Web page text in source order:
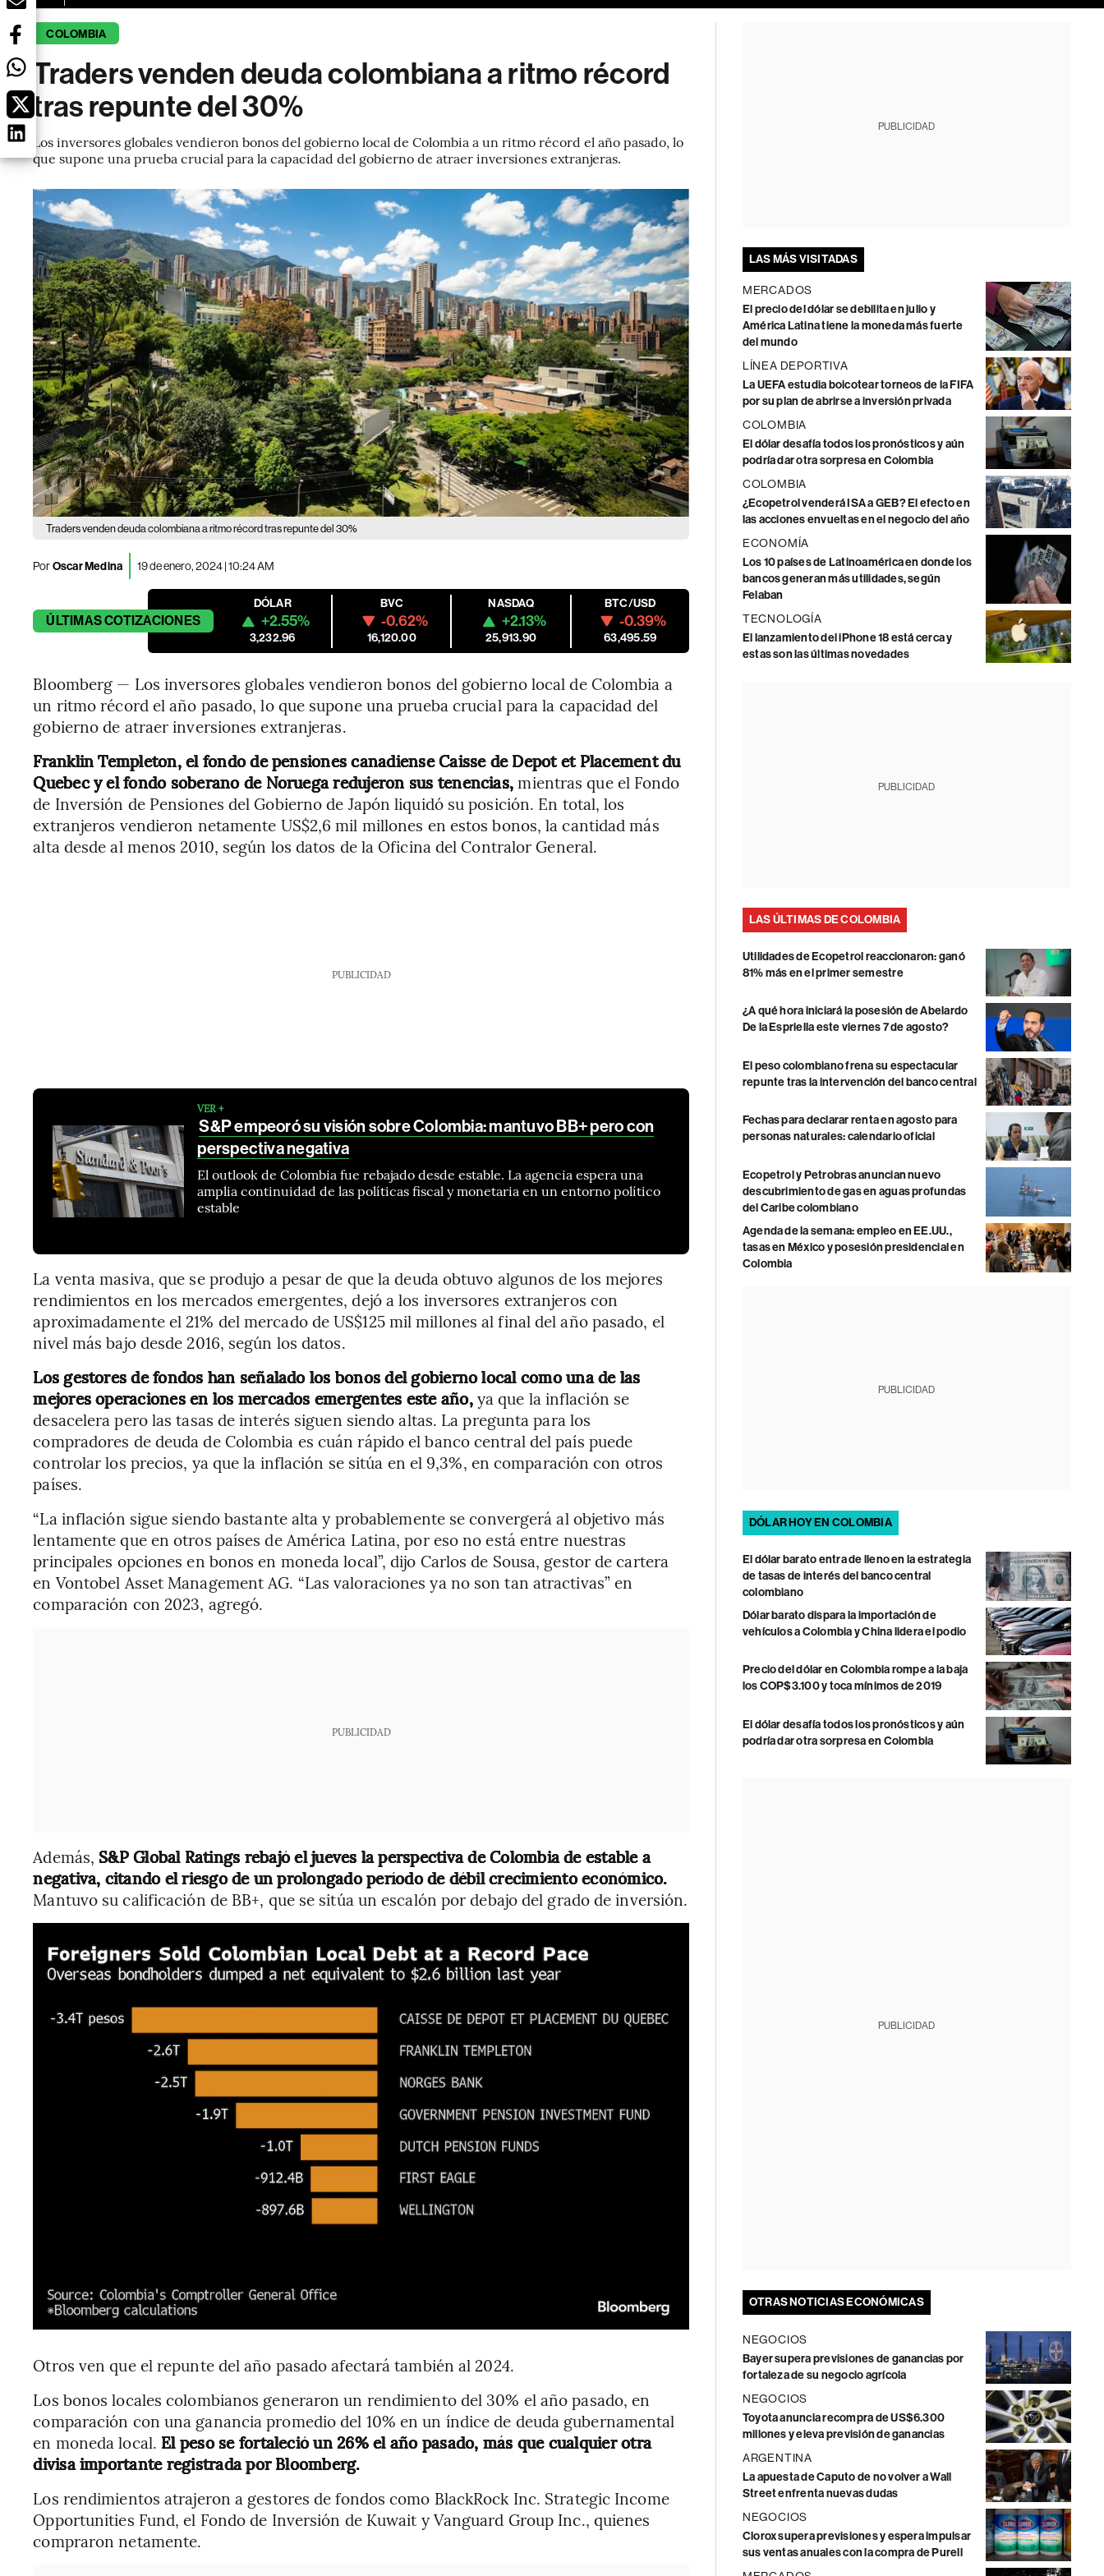
COLOMBIA
Traders venden deuda colombiana a ritmo récord
tras repunte del 30%
Los inversores globales vendieron bonos del gobierno local de Colombia a un ritmo récord el año pasado, lo
que supone una prueba crucial para la capacidad del gobierno de atraer inversiones extranjeras.
Traders venden deuda colombiana a ritmo récord tras repunte del 30%
PorOscar Medina 19 de enero, 2024 | 10:24 AM
ÚLTIMASCOTIZACIONES
DÓLAR
+2.55%
3,232.96
BVC
-0.62%
16,120.00
NASDAQ
+2.13%
25,913.90
BTC/USD
-0.39%
63,495.59
Bloomberg — Los inversores globales vendieron bonos del gobierno local de Colombia a
un ritmo récord el año pasado, lo que supone una prueba crucial para la capacidad del
gobierno de atraer inversiones extranjeras.
Franklin Templeton, el fondo de pensiones canadiense Caisse de Depot et Placement du
Quebec y el fondo soberano de Noruega redujeron sus tenencias,mientras que el Fondo
de Inversión de Pensiones del Gobierno de Japón liquidó su posición. En total, los
extranjeros vendieron netamente US$2,6 mil millones en estos bonos, la cantidad más
alta desde al menos 2010, según los datos de la Oficina del Contralor General.
PUBLICIDAD
VER +
S&P empeoró su visión sobre Colombia: mantuvo BB+ pero con
perspectiva negativa
El outlook de Colombia fue rebajado desde estable. La agencia espera una
amplia continuidad de las políticas fiscal y monetaria en un entorno político
estable
La venta masiva, que se produjo a pesar de que la deuda obtuvo algunos de los mejores
rendimientos en los mercados emergentes, dejó a los inversores extranjeros con
aproximadamente el 21% del mercado de US$125 mil millones al final del año pasado, el
nivel más bajo desde 2016, según los datos.
Los gestores de fondos han señalado los bonos del gobierno local como una de las
mejores operaciones en los mercados emergentes este año,ya que la inflación se
desacelera pero las tasas de interés siguen siendo altas. La pregunta para los
compradores de deuda de Colombia es cuán rápido el banco central del país puede
controlar los precios, ya que la inflación se sitúa en el 9,3%, en comparación con otros
países.
“La inflación sigue siendo bastante alta y probablemente se convergerá al objetivo más
lentamente que en otros países de América Latina, por eso no está entre nuestras
principales opciones en bonos en moneda local”, dijo Carlos de Sousa, gestor de cartera
en Vontobel Asset Management AG. “Las valoraciones ya no son tan atractivas” en
comparación con 2023, agregó.
PUBLICIDAD
Además, S&P Global Ratings rebajó el jueves la perspectiva de Colombia de estable a
negativa, citando el riesgo de un prolongado período de débil crecimiento económico.
Mantuvo su calificación de BB+, que se sitúa un escalón por debajo del grado de inversión.
Otros ven que el repunte del año pasado afectará también al 2024.
Los bonos locales colombianos generaron un rendimiento del 30% el año pasado, en
comparación con una ganancia promedio del 10% en un índice de deuda gubernamental
en moneda local. El peso se fortaleció un 26% el año pasado, más que cualquier otra
divisa importante registrada por Bloomberg.
Los rendimientos atrajeron a gestores de fondos como BlackRock Inc. Strategic Income
Opportunities Fund, el Fondo de Inversión de Kuwait y Vanguard Group Inc., quienes
compraron netamente.
PUBLICIDAD
LAS MÁS VISITADAS
MERCADOS
El precio del dólar se debilita en julio y
América Latina tiene la moneda más fuerte
del mundo
LÍNEA DEPORTIVA
La UEFA estudia boicotear torneos de la FIFA
por su plan de abrirse a inversión privada
COLOMBIA
El dólar desafía todos los pronósticos y aún
podría dar otra sorpresa en Colombia
COLOMBIA
¿Ecopetrol venderá ISA a GEB? El efecto en
las acciones envueltas en el negocio del año
ECONOMÍA
Los 10 países de Latinoamérica en donde los
bancos generan más utilidades, según
Felaban
TECNOLOGÍA
El lanzamiento del iPhone 18 está cerca y
estas son las últimas novedades
PUBLICIDAD
LAS ÚLTIMAS DE COLOMBIA
Utilidades de Ecopetrol reaccionaron: ganó
81% más en el primer semestre
¿A qué hora iniciará la posesión de Abelardo
De la Espriella este viernes 7 de agosto?
El peso colombiano frena su espectacular
repunte tras la intervención del banco central
Fechas para declarar renta en agosto para
personas naturales: calendario oficial
Ecopetrol y Petrobras anuncian nuevo
descubrimiento de gas en aguas profundas
del Caribe colombiano
Agenda de la semana: empleo en EE.UU.,
tasas en México y posesión presidencial en
Colombia
PUBLICIDAD
DÓLAR HOY EN COLOMBIA
El dólar barato entra de lleno en la estrategia
de tasas de interés del banco central
colombiano
Dólar barato dispara la importación de
vehículos a Colombia y China lidera el podio
Precio del dólar en Colombia rompe a la baja
los COP$3.100 y toca mínimos de 2019
El dólar desafía todos los pronósticos y aún
podría dar otra sorpresa en Colombia
PUBLICIDAD
OTRAS NOTICIAS ECONÓMICAS
NEGOCIOS
Bayer supera previsiones de ganancias por
fortaleza de su negocio agrícola
NEGOCIOS
Toyota anuncia recompra de US$6.300
millones y eleva previsión de ganancias
ARGENTINA
La apuesta de Caputo de no volver a Wall
Street enfrenta nuevas dudas
NEGOCIOS
Clorox supera previsiones y espera impulsar
sus ventas anuales con la compra de Purell